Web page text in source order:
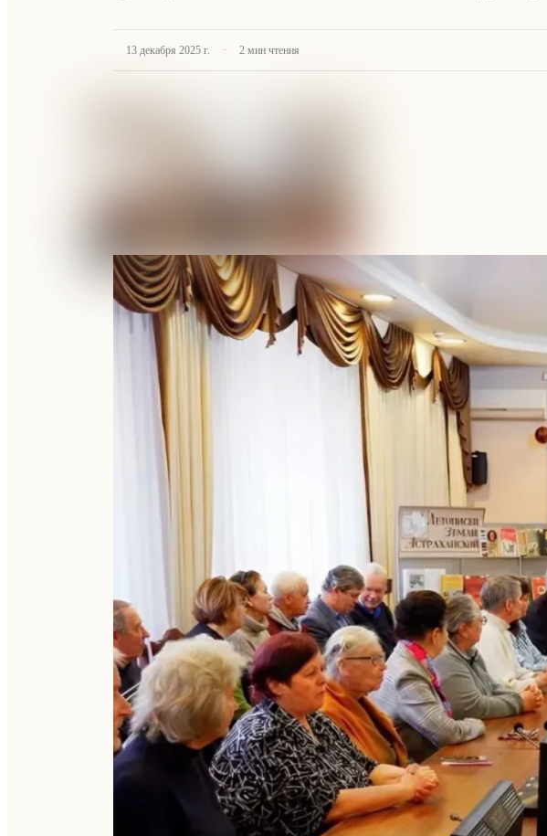
13 декабря 2025 г. · 2 мин чтения